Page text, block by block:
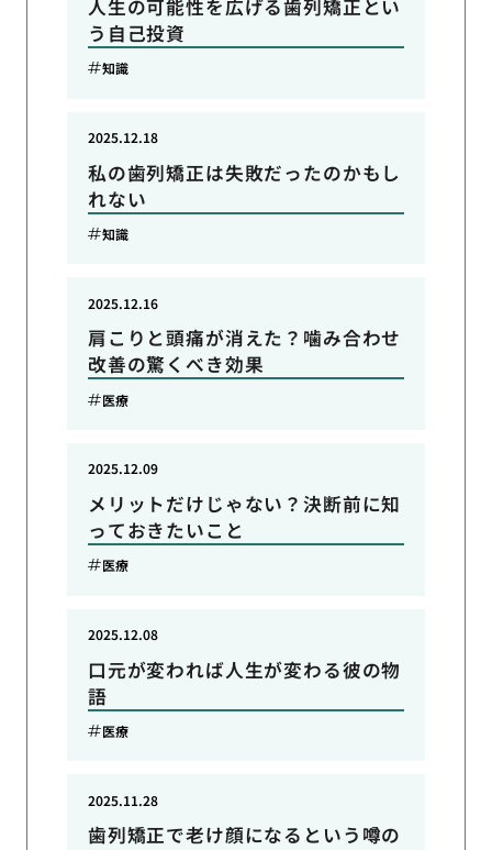
人生の可能性を広げる歯列矯正とい
う自己投資
知識
私の歯列矯正は失敗だったのかもし
れない
2025.12.18
知識
肩こりと頭痛が消えた？噛み合わせ
改善の驚くべき効果
2025.12.16
医療
メリットだけじゃない？決断前に知
っておきたいこと
2025.12.09
医療
口元が変われば人生が変わる彼の物
語
2025.12.08
医療
歯列矯正で老け顔になるという噂の
2025.11.28